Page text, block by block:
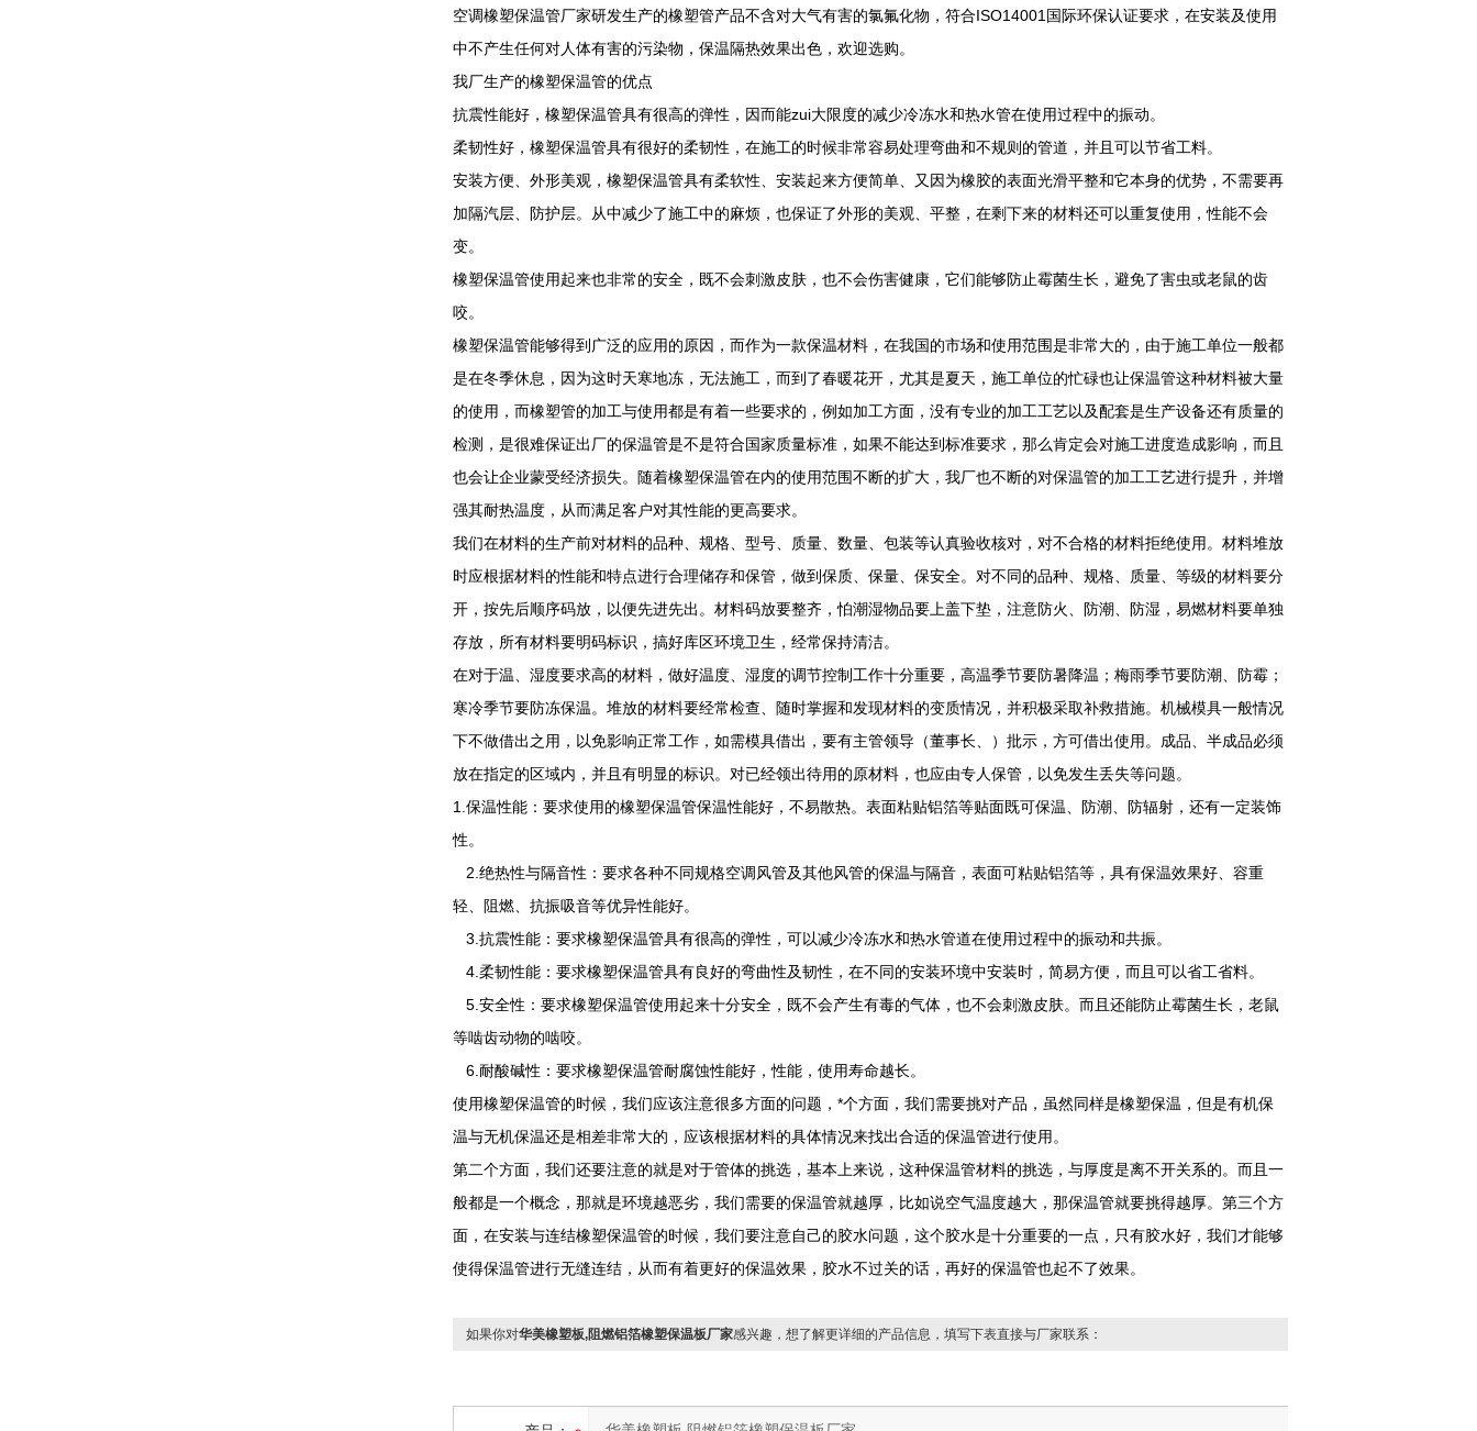
空调橡塑保温管厂家研发生产的橡塑管产品不含对大气有害的氯氟化物，符合ISO14001国际环保认证要求，在安装及使用
中不产生任何对人体有害的污染物，保温隔热效果出色，欢迎选购。
我厂生产的橡塑保温管的优点
抗震性能好，橡塑保温管具有很高的弹性，因而能zui大限度的减少冷冻水和热水管在使用过程中的振动。
柔韧性好，橡塑保温管具有很好的柔韧性，在施工的时候非常容易处理弯曲和不规则的管道，并且可以节省工料。
安装方便、外形美观，橡塑保温管具有柔软性、安装起来方便简单、又因为橡胶的表面光滑平整和它本身的优势，不需要再
加隔汽层、防护层。从中减少了施工中的麻烦，也保证了外形的美观、平整，在剩下来的材料还可以重复使用，性能不会
变。
橡塑保温管使用起来也非常的安全，既不会刺激皮肤，也不会伤害健康，它们能够防止霉菌生长，避免了害虫或老鼠的齿
咬。
橡塑保温管能够得到广泛的应用的原因，而作为一款保温材料，在我国的市场和使用范围是非常大的，由于施工单位一般都
是在冬季休息，因为这时天寒地冻，无法施工，而到了春暖花开，尤其是夏天，施工单位的忙碌也让保温管这种材料被大量
的使用，而橡塑管的加工与使用都是有着一些要求的，例如加工方面，没有专业的加工工艺以及配套是生产设备还有质量的
检测，是很难保证出厂的保温管是不是符合国家质量标准，如果不能达到标准要求，那么肯定会对施工进度造成影响，而且
也会让企业蒙受经济损失。随着橡塑保温管在内的使用范围不断的扩大，我厂也不断的对保温管的加工工艺进行提升，并增
强其耐热温度，从而满足客户对其性能的更高要求。
我们在材料的生产前对材料的品种、规格、型号、质量、数量、包装等认真验收核对，对不合格的材料拒绝使用。材料堆放
时应根据材料的性能和特点进行合理储存和保管，做到保质、保量、保安全。对不同的品种、规格、质量、等级的材料要分
开，按先后顺序码放，以便先进先出。材料码放要整齐，怕潮湿物品要上盖下垫，注意防火、防潮、防湿，易燃材料要单独
存放，所有材料要明码标识，搞好库区环境卫生，经常保持清洁。
在对于温、湿度要求高的材料，做好温度、湿度的调节控制工作十分重要，高温季节要防暑降温；梅雨季节要防潮、防霉；
寒冷季节要防冻保温。堆放的材料要经常检查、随时掌握和发现材料的变质情况，并积极采取补救措施。机械模具一般情况
下不做借出之用，以免影响正常工作，如需模具借出，要有主管领导（董事长、）批示，方可借出使用。成品、半成品必须
放在指定的区域内，并且有明显的标识。对已经领出待用的原材料，也应由专人保管，以免发生丢失等问题。
1.保温性能：要求使用的橡塑保温管保温性能好，不易散热。表面粘贴铝箔等贴面既可保温、防潮、防辐射，还有一定装饰
性。
2.绝热性与隔音性：要求各种不同规格空调风管及其他风管的保温与隔音，表面可粘贴铝箔等，具有保温效果好、容重
轻、阻燃、抗振吸音等优异性能好。
3.抗震性能：要求橡塑保温管具有很高的弹性，可以减少冷冻水和热水管道在使用过程中的振动和共振。
4.柔韧性能：要求橡塑保温管具有良好的弯曲性及韧性，在不同的安装环境中安装时，简易方便，而且可以省工省料。
5.安全性：要求橡塑保温管使用起来十分安全，既不会产生有毒的气体，也不会刺激皮肤。而且还能防止霉菌生长，老鼠
等啮齿动物的啮咬。
6.耐酸碱性：要求橡塑保温管耐腐蚀性能好，性能，使用寿命越长。
使用橡塑保温管的时候，我们应该注意很多方面的问题，*个方面，我们需要挑对产品，虽然同样是橡塑保温，但是有机保
温与无机保温还是相差非常大的，应该根据材料的具体情况来找出合适的保温管进行使用。
第二个方面，我们还要注意的就是对于管体的挑选，基本上来说，这种保温管材料的挑选，与厚度是离不开关系的。而且一
般都是一个概念，那就是环境越恶劣，我们需要的保温管就越厚，比如说空气温度越大，那保温管就要挑得越厚。第三个方
面，在安装与连结橡塑保温管的时候，我们要注意自己的胶水问题，这个胶水是十分重要的一点，只有胶水好，我们才能够
使得保温管进行无缝连结，从而有着更好的保温效果，胶水不过关的话，再好的保温管也起不了效果。
如果你对华美橡塑板,阻燃铝箔橡塑保温板厂家感兴趣，想了解更详细的产品信息，填写下表直接与厂家联系：